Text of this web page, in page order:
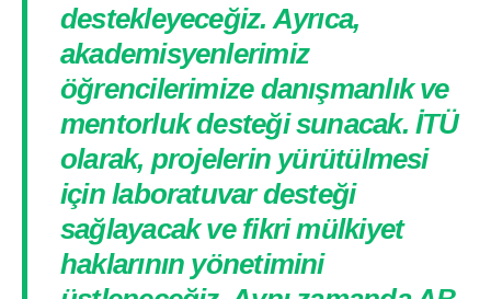
destekleyeceğiz. Ayrıca,
akademisyenlerimiz
öğrencilerimize danışmanlık ve
mentorluk desteği sunacak. İTÜ
olarak, projelerin yürütülmesi
için laboratuvar desteği
sağlayacak ve fikri mülkiyet
haklarının yönetimini